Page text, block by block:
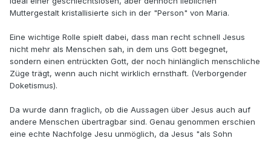
Muttergestalt kristallisierte sich in der "Person" von Maria.
Eine wichtige Rolle spielt dabei, dass man recht schnell Jesus
nicht mehr als Menschen sah, in dem uns Gott begegnet,
sondern einen entrückten Gott, der noch hinlänglich menschliche
Züge trägt, wenn auch nicht wirklich ernsthaft. (Verborgender
Doketismus).
Da wurde dann fraglich, ob die Aussagen über Jesus auch auf
andere Menschen übertragbar sind. Genau genommen erschien
eine echte Nachfolge Jesu unmöglich, da Jesus "als Sohn